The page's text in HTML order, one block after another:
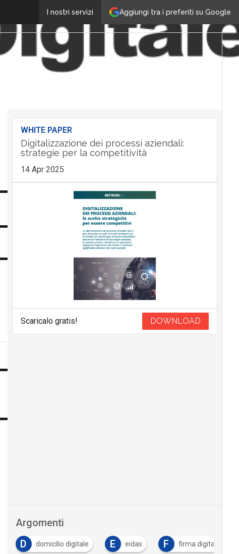
Aggiungi tra i preferiti su Google
I nostri servizi
WHITE PAPER
Digitalizzazione dei processi aziendali:
strategie per la competitività
14 Apr 2025
Scaricalo gratis! DOWNLOAD
Argomenti
D domicilio digitale E eidas F firma digitale